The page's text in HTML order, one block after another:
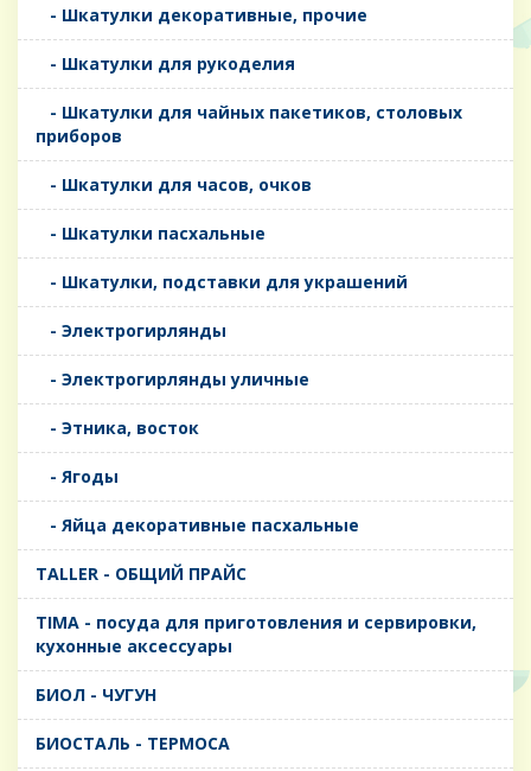
- Шкатулки декоративные, прочие
- Шкатулки для рукоделия
- Шкатулки для чайных пакетиков, столовых
приборов
- Шкатулки для часов, очков
- Шкатулки пасхальные
- Шкатулки, подставки для украшений
- Электрогирлянды
- Электрогирлянды уличные
- Этника, восток
- Ягоды
- Яйца декоративные пасхальные
TALLER - ОБЩИЙ ПРАЙС
TIMA - посуда для приготовления и сервировки,
кухонные аксессуары
БИОЛ - ЧУГУН
БИОСТАЛЬ - ТЕРМОСА